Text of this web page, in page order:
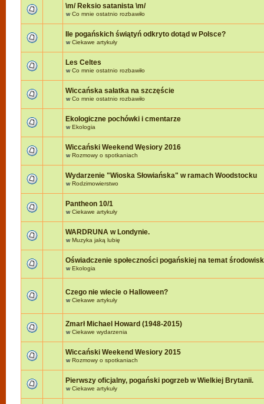
\m/ Reksio satanista \m/
wCo mnie ostatnio rozbawiło
Ile pogańskich świątyń odkryto dotąd w Polsce?
wCiekawe artykuły
Les Celtes
wCo mnie ostatnio rozbawiło
Wiccańska sałatka na szczęście
wCo mnie ostatnio rozbawiło
Ekologiczne pochówki i cmentarze
wEkologia
Wiccański Weekend Węsiory 2016
wRozmowy o spotkaniach
Wydarzenie "Wioska Słowiańska" w ramach Woodstocku
wRodzimowierstwo
Pantheon 10/1
wCiekawe artykuły
WARDRUNA w Londynie.
wMuzyka jaką lubię
Oświadczenie społeczności pogańskiej na temat
wEkologia
Czego nie wiecie o Halloween?
wCiekawe artykuły
Zmarł Michael Howard (1948-2015)
wCiekawe wydarzenia
Wiccański Weekend Wesiory 2015
wRozmowy o spotkaniach
Pierwszy oficjalny, pogański pogrzeb w Wielkiej Brytanii.
wCiekawe artykuły